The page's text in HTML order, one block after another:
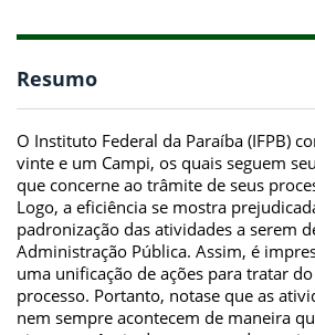
Resumo
O Instituto Federal da Paraíba (IFPB)
vinte e um Campi, os quais seguem
que concerne ao trâmite de seus
Logo, a eficiência se mostra
padronização das atividades a serem
Administração Pública. Assim, é
uma unificação de ações para tratar
processo. Portanto, notase que as
nem sempre acontecem de maneira